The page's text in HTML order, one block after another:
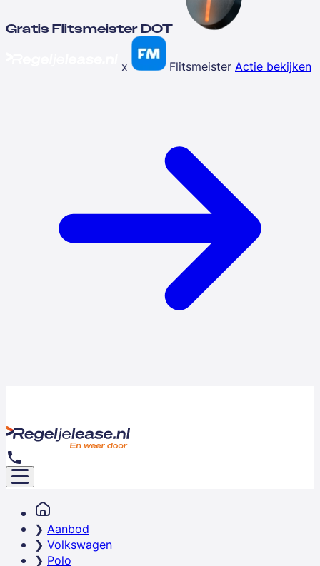
Gratis Flitsmeister DOT
x Flitsmeister Actie bekijken
Aanbod
Volkswagen
Polo